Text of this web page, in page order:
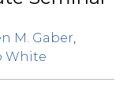
M. Gaber,
White